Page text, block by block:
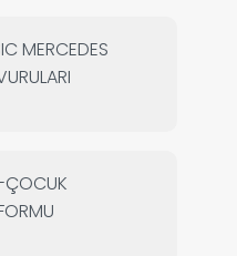
MERCEDES
ÇOCUK